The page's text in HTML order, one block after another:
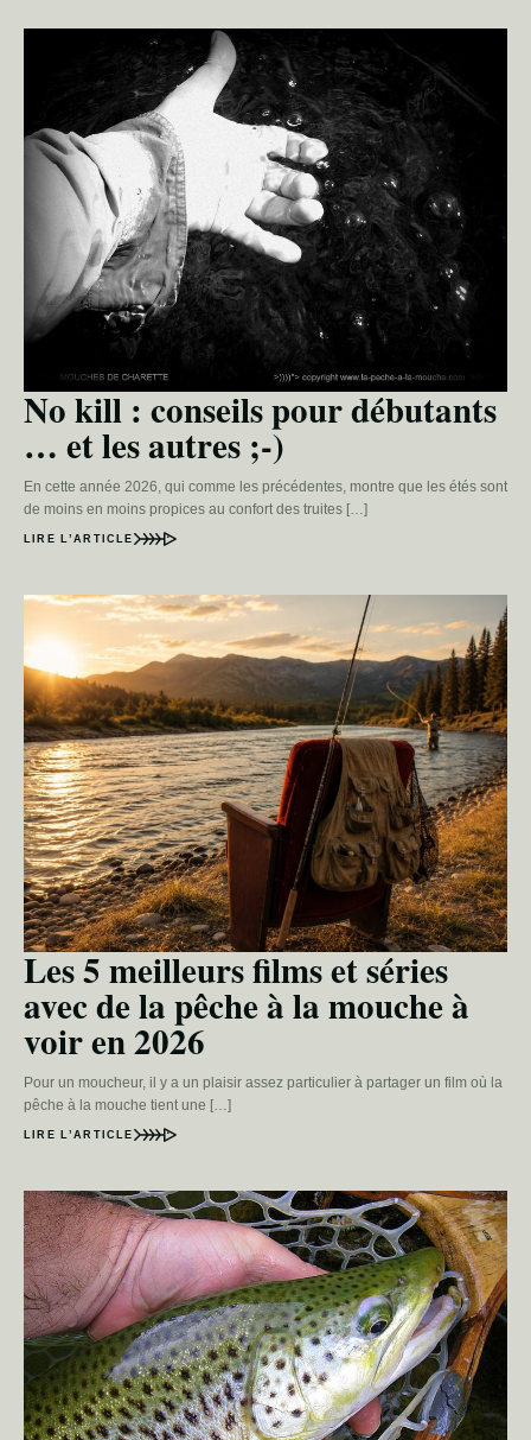
No kill : conseils pour débutants
… et les autres ;-)
En cette année 2026, qui comme les précédentes, montre que les étés sont
de moins en moins propices au confort des truites […]
LIRE L’ARTICLE
Les 5 meilleurs films et séries
avec de la pêche à la mouche à
voir en 2026
Pour un moucheur, il y a un plaisir assez particulier à partager un film où la
pêche à la mouche tient une […]
LIRE L’ARTICLE